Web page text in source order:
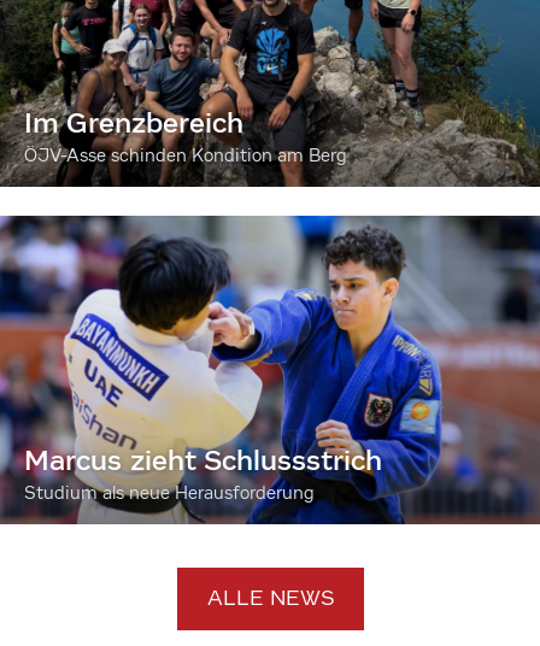
Im Grenzbereich
ÖJV-Asse schinden Kondition am Berg
Marcus zieht Schlussstrich
Studium als neue Herausforderung
ALLE NEWS